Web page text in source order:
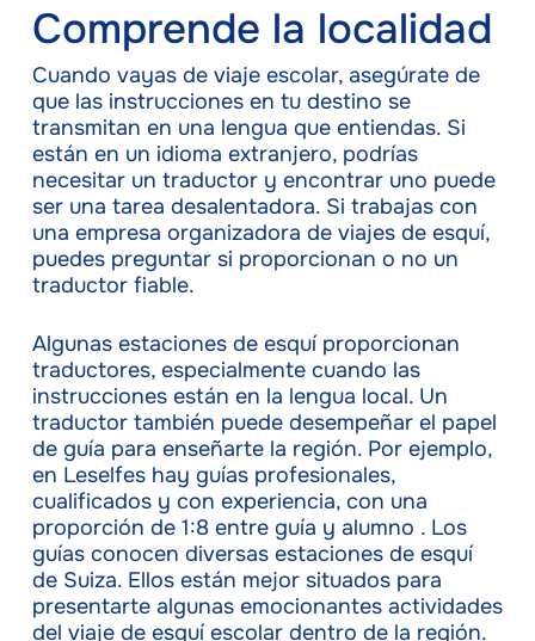
Comprende la localidad
Cuando vayas de viaje escolar, asegúrate de
que las instrucciones en tu destino se
transmitan en una lengua que entiendas. Si
están en un idioma extranjero, podrías
necesitar un traductor y encontrar uno puede
ser una tarea desalentadora. Si trabajas con
una empresa organizadora de viajes de esquí,
puedes preguntar si proporcionan o no un
traductor fiable.
Algunas estaciones de esquí proporcionan
traductores, especialmente cuando las
instrucciones están en la lengua local. Un
traductor también puede desempeñar el papel
de guía para enseñarte la región. Por ejemplo,
en Leselfes hay guías profesionales,
cualificados y con experiencia, con una
proporción de 1:8 entre guía y alumno . Los
guías conocen diversas estaciones de esquí
de Suiza. Ellos están mejor situados para
presentarte algunas emocionantes actividades
del viaje de esquí escolar dentro de la región.